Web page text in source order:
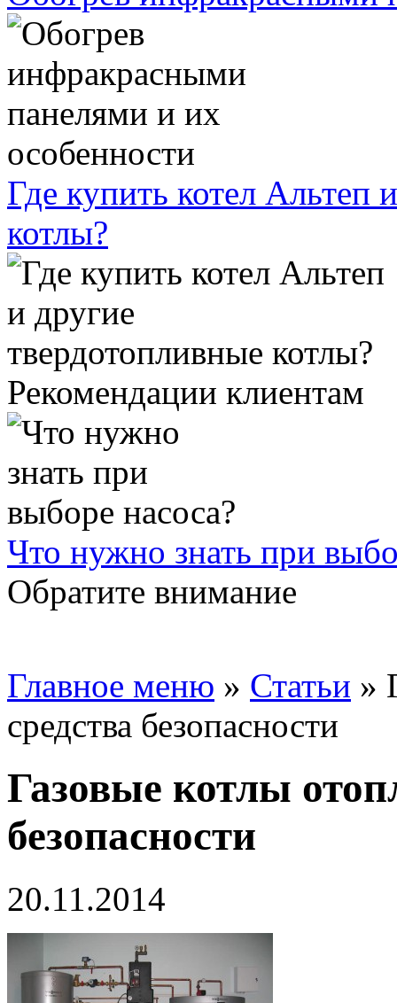
Где купить котел Альтеп
котлы?
Рекомендации клиентам
Что нужно знать при
Обратите внимание
Главное меню » Статьи »
средства безопасности
Газовые котлы
безопасности
20.11.2014